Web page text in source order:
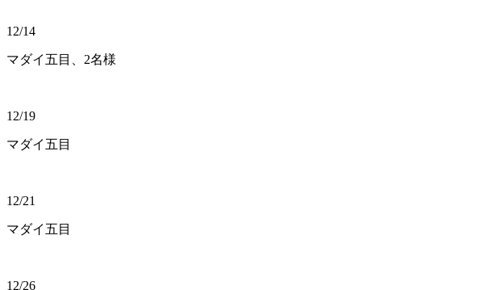
12/14
マダイ五目、2名様
12/19
マダイ五目
12/21
マダイ五目
12/26